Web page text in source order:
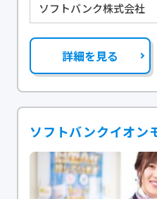
ソフトバンク株式会社
詳細を見る
ソフトバンクイオン